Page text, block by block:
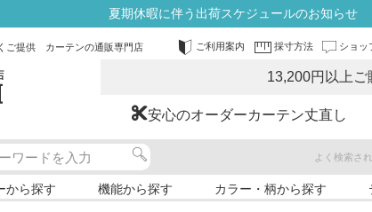
夏期休暇に伴う出荷スケジュールのお知らせ
ご提供 カーテンの通販専門店 ご利用案内 採寸方法 ショッ
13,200円以上ご
安心のオーダーカーテン丈直し
よく検索さ
から探す 機能から探す カラー・柄から探す